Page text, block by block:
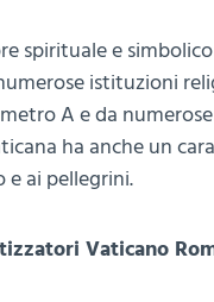
spirituale e
istituzioni
A e da
ha anche un
ai pellegrini.
Vaticano